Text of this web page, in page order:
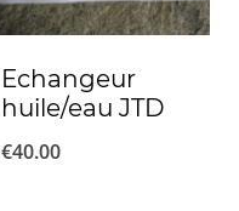
Echangeur
huile/eau JTD
€40.00